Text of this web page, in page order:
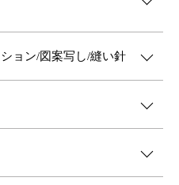
ョン/図案写し/縫い針